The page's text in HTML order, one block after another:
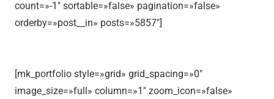
count=»-1″ sortable=»false» pagination=»false»
orderby=»post__in» posts=»5857″]
[mk_portfolio style=»grid» grid_spacing=»0″
image_size=»full» column=»1″ zoom_icon=»false»